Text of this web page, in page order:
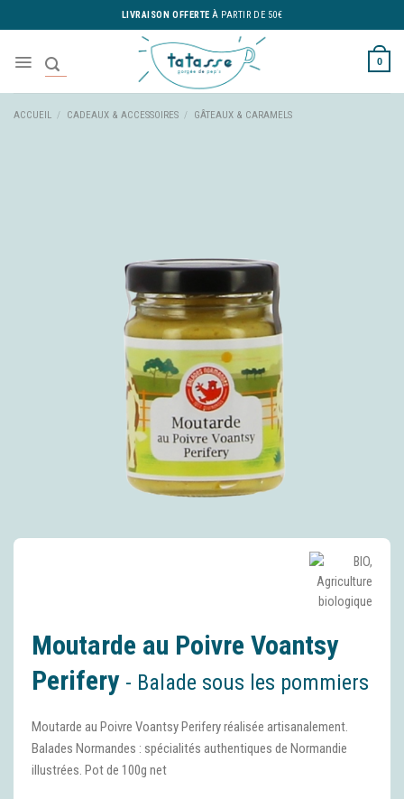
to
LIVRAISON OFFERTE À PARTIR DE 50€
0
ACCUEIL / CADEAUX & ACCESSOIRES / GÂTEAUX & CARAMELS
Moutarde au Poivre Voantsy
Perifery - Balade sous les pommiers
Moutarde au Poivre Voantsy Perifery réalisée artisanalement.
Balades Normandes : spécialités authentiques de Normandie
illustrées. Pot de 100g net